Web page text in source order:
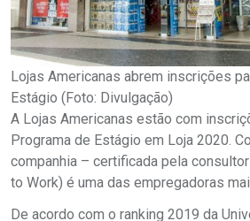
Lojas Americanas abrem inscrições
Estágio (Foto: Divulgação)
A Lojas Americanas estão com
Programa de Estágio em Loja 2020.
companhia – certificada pela
to Work) é uma das empregadoras
De acordo com o ranking 2019 da